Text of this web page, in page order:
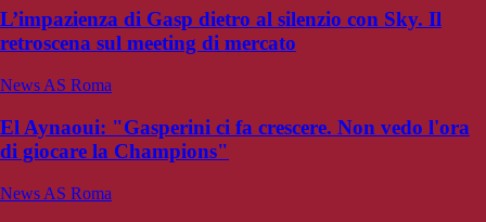
L’impazienza di Gasp dietro al silenzio con Sky. Il
retroscena sul meeting di mercato
News AS Roma
El Aynaoui: "Gasperini ci fa crescere. Non vedo l'ora
di giocare la Champions"
News AS Roma